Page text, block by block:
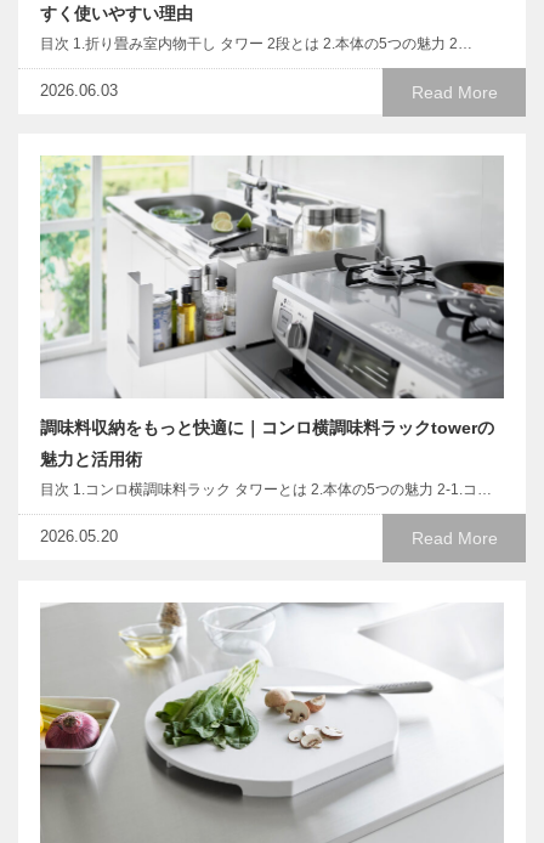
すく使いやすい理由
目次 1.折り畳み室内物干し タワー 2段とは 2.本体の5つの魅力 2…
Read More
2026.06.03
調味料収納をもっと快適に｜コンロ横調味料ラックtowerの
魅力と活用術
目次 1.コンロ横調味料ラック タワーとは 2.本体の5つの魅力 2-1.コ…
Read More
2026.05.20